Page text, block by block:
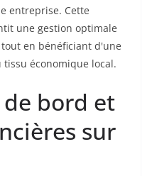
entreprise. Cette
une gestion optimale
en bénéficiant d'une
économique local.
bord et
sur